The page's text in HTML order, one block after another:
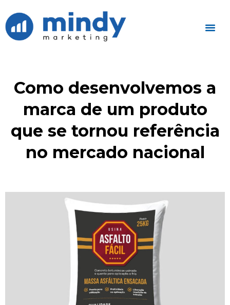
Como desenvolvemos a
marca de um produto
que se tornou referência
no mercado nacional